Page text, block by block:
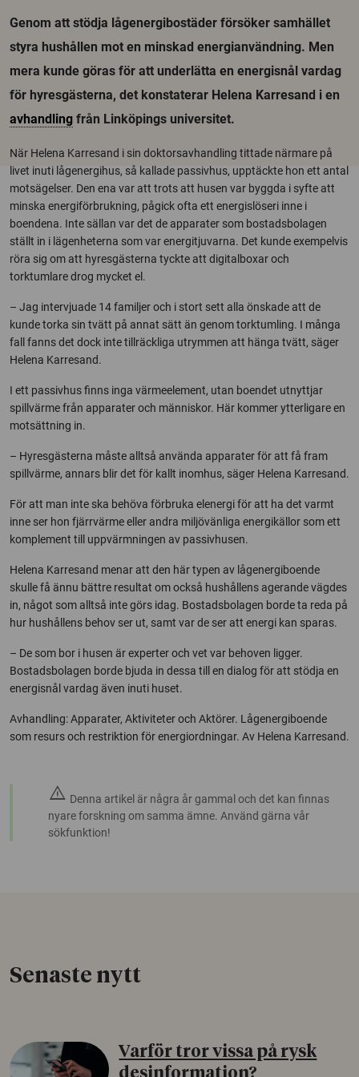
Genom att stödja lågenergibostäder försöker samhället
styra hushållen mot en minskad energianvändning. Men
mera kunde göras för att underlätta en energisnål vardag
för hyresgästerna, det konstaterar Helena Karresand i en
avhandling från Linköpings universitet.
När Helena Karresand i sin doktorsavhandling tittade närmare på
livet inuti lågenergihus, så kallade passivhus, upptäckte hon ett antal
motsägelser. Den ena var att trots att husen var byggda i syfte att
minska energiförbrukning, pågick ofta ett energislöseri inne i
boendena. Inte sällan var det de apparater som bostadsbolagen
ställt in i lägenheterna som var energitjuvarna. Det kunde exempelvis
röra sig om att hyresgästerna tyckte att digitalboxar och
torktumlare drog mycket el.
– Jag intervjuade 14 familjer och i stort sett alla önskade att de
kunde torka sin tvätt på annat sätt än genom torktumling. I många
fall fanns det dock inte tillräckliga utrymmen att hänga tvätt, säger
Helena Karresand.
I ett passivhus finns inga värmeelement, utan boendet utnyttjar
spillvärme från apparater och människor. Här kommer ytterligare en
motsättning in.
– Hyresgästerna måste alltså använda apparater för att få fram
spillvärme, annars blir det för kallt inomhus, säger Helena Karresand.
För att man inte ska behöva förbruka elenergi för att ha det varmt
inne ser hon fjärrvärme eller andra miljövänliga energikällor som ett
komplement till uppvärmningen av passivhusen.
Helena Karresand menar att den här typen av lågenergiboende
skulle få ännu bättre resultat om också hushållens agerande vägdes
in, något som alltså inte görs idag. Bostadsbolagen borde ta reda på
hur hushållens behov ser ut, samt var de ser att energi kan sparas.
– De som bor i husen är experter och vet var behoven ligger.
Bostadsbolagen borde bjuda in dessa till en dialog för att stödja en
energisnål vardag även inuti huset.
Avhandling: Apparater, Aktiviteter och Aktörer. Lågenergiboende
som resurs och restriktion för energiordningar. Av Helena Karresand.
warning Denna artikel är några år gammal och det kan finnas
nyare forskning om samma ämne. Använd gärna vår
sökfunktion!
Senaste nytt
Varför tror vissa på rysk